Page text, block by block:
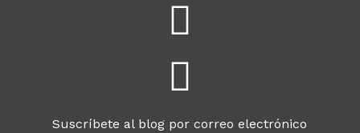
Suscríbete al blog por correo electrónico